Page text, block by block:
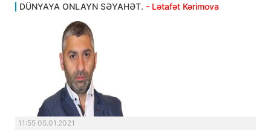
DÜNYAYA ONLAYN SƏYAHƏT. - Lətafət Kərimova
11:55 05.01.2021